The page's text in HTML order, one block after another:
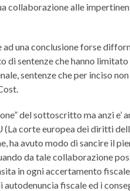
collaborazione alle
una conclusione forse
di sentenze che hanno
sentenze che per inciso
del sottoscritto ma anzi e’
corte europea dei diritti
ha avuto modo di sancire il
da tale collaborazione
in ogni accertamento
fiscale ed i